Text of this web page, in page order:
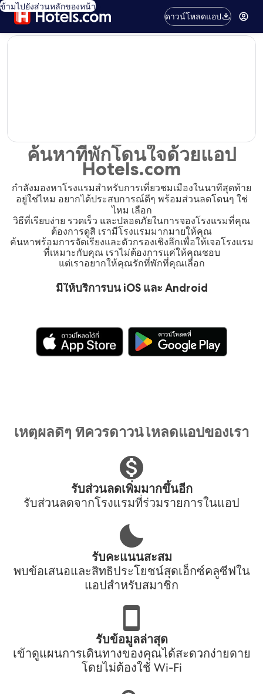
ข้ามไปยังส่วนหลักของหน้า
ดาวน์โหลดแอป
editorial
ค้นหาที่พักโดนใจด้วยแอป
Hotels.com
กำลังมองหาโรงแรมสำหรับการเที่ยวชมเมืองในนาทีสุดท้าย
อยู่ใช่ไหม อยากได้ประสบการณ์ดีๆ พร้อมส่วนลดโดนๆ ใช่
ไหม เลือก
วิธีที่เรียบง่าย รวดเร็ว และปลอดภัยในการจองโรงแรมที่คุณ
ต้องการดูสิ เรามีโรงแรมมากมายให้คุณ
ค้นหาพร้อมการจัดเรียงและตัวกรองเชิงลึกเพื่อให้เจอโรงแรม
ที่เหมาะกับคุณ เราไม่ต้องการแค่ให้คุณชอบ
แต่เราอยากให้คุณรักที่พักที่คุณเลือก
มีให้บริการบน iOS และ Android
เหตุผลดีๆ ที่ควรดาวน์โหลดแอปของเรา
รับส่วนลดเพิ่มมากขึ้นอีก
รับส่วนลดจากโรงแรมที่ร่วมรายการในแอป
รับคะแนนสะสม
พบข้อเสนอและสิทธิประโยชน์สุดเอ็กซ์คลูซีฟใน
แอปสำหรับสมาชิก
รับข้อมูลล่าสุด
เข้าดูแผนการเดินทางของคุณได้สะดวกง่ายดาย
โดยไม่ต้องใช้ Wi-Fi